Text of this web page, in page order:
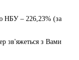
НБУ – 226,23% (за
зв'яжеться з Вами